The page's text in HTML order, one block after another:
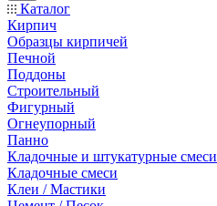
Каталог
Кирпич
Образцы кирпичей
Печной
Поддоны
Строительный
Фигурный
Огнеупорный
Панно
Кладочные и штукатурные смеси
Кладочные смеси
Клеи / Мастики